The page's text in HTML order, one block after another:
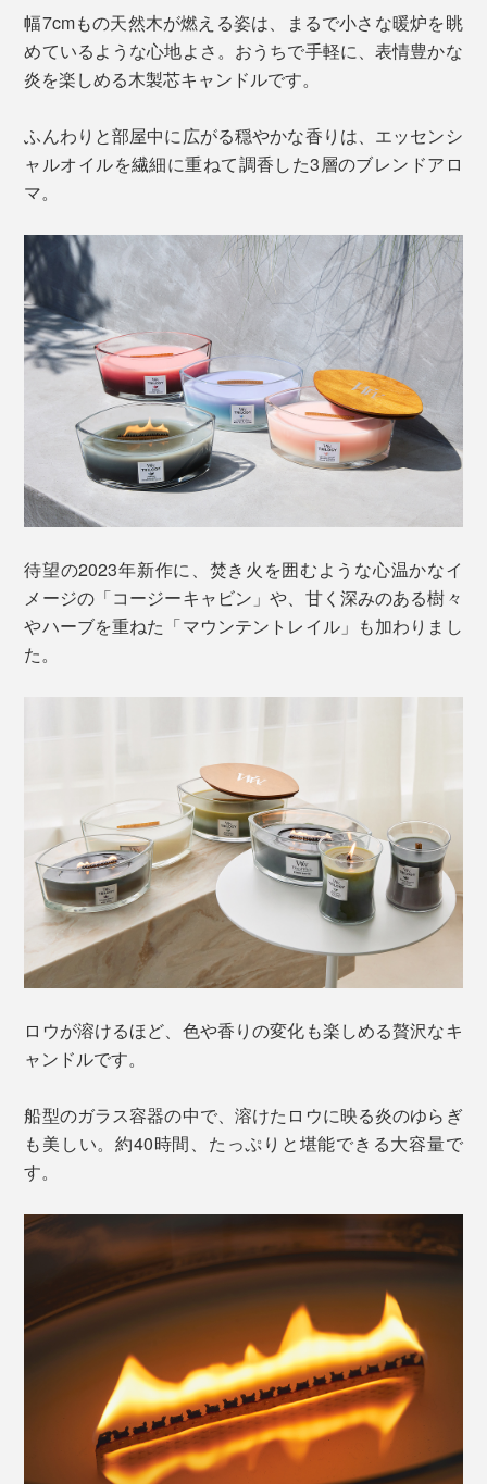
幅7cmもの天然木が燃える姿は、まるで小さな暖炉を眺
めているような心地よさ。おうちで手軽に、表情豊かな
炎を楽しめる木製芯キャンドルです。
ふんわりと部屋中に広がる穏やかな香りは、エッセンシ
ャルオイルを繊細に重ねて調香した3層のブレンドアロ
マ。
待望の2023年新作に、焚き火を囲むような心温かなイ
メージの「コージーキャビン」や、甘く深みのある樹々
やハーブを重ねた「マウンテントレイル」も加わりまし
た。
ロウが溶けるほど、色や香りの変化も楽しめる贅沢なキ
ャンドルです。
船型のガラス容器の中で、溶けたロウに映る炎のゆらぎ
も美しい。約40時間、たっぷりと堪能できる大容量で
す。